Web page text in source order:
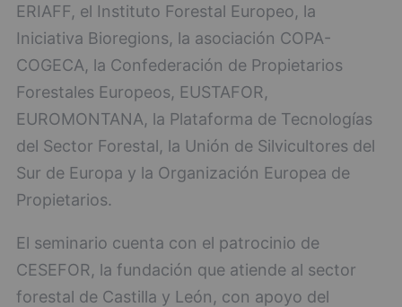
ERIAFF, el Instituto Forestal Europeo, la
Iniciativa Bioregions, la asociación COPA-
COGECA, la Confederación de Propietarios
Forestales Europeos, EUSTAFOR,
EUROMONTANA, la Plataforma de Tecnologías
del Sector Forestal, la Unión de Silvicultores del
Sur de Europa y la Organización Europea de
Propietarios.
El seminario cuenta con el patrocinio de
CESEFOR, la fundación que atiende al sector
forestal de Castilla y León, con apoyo del